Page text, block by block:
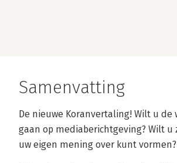
Samenvatting
De nieuwe Koranvertaling! Wilt u
gaan op mediaberichtgeving? Wilt
uw eigen mening over kunt